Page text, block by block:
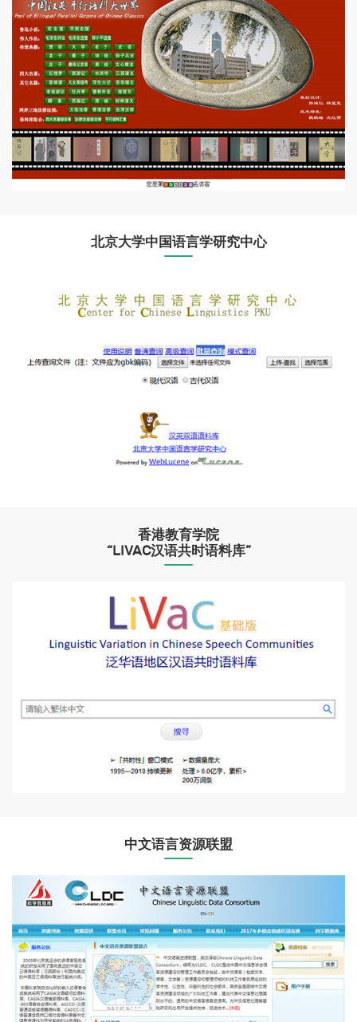
北京大学中国语言学研究中心
香港教育学院
“LIVAC汉语共时语料库”
中文语言资源联盟